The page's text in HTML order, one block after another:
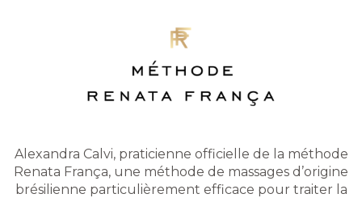
Alexandra Calvi, praticienne officielle de la méthode
Renata França, une méthode de massages d’origine
brésilienne particulièrement efficace pour traiter la